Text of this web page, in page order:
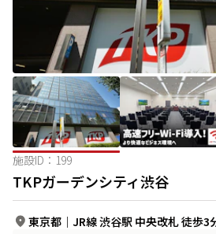
施設ID： 199
TKPガーデンシティ渋谷
東京都 ｜ JR線 渋谷駅 中央改札 徒歩3